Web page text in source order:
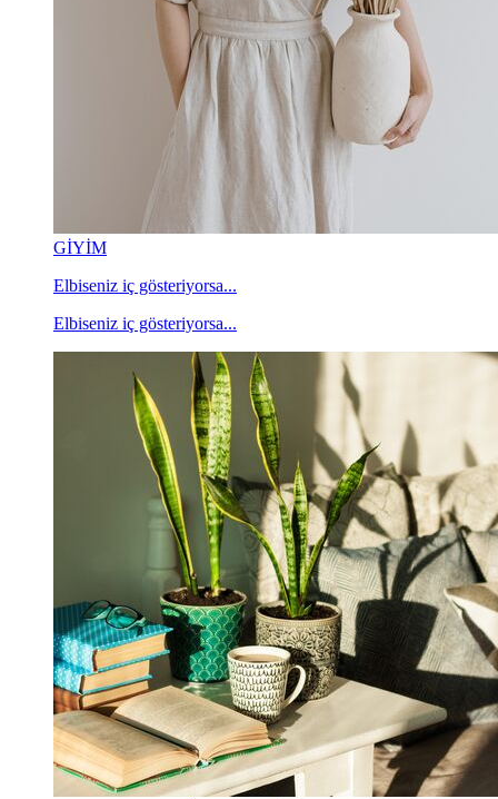
GİYİM
Elbiseniz iç gösteriyorsa...
Elbiseniz iç gösteriyorsa...